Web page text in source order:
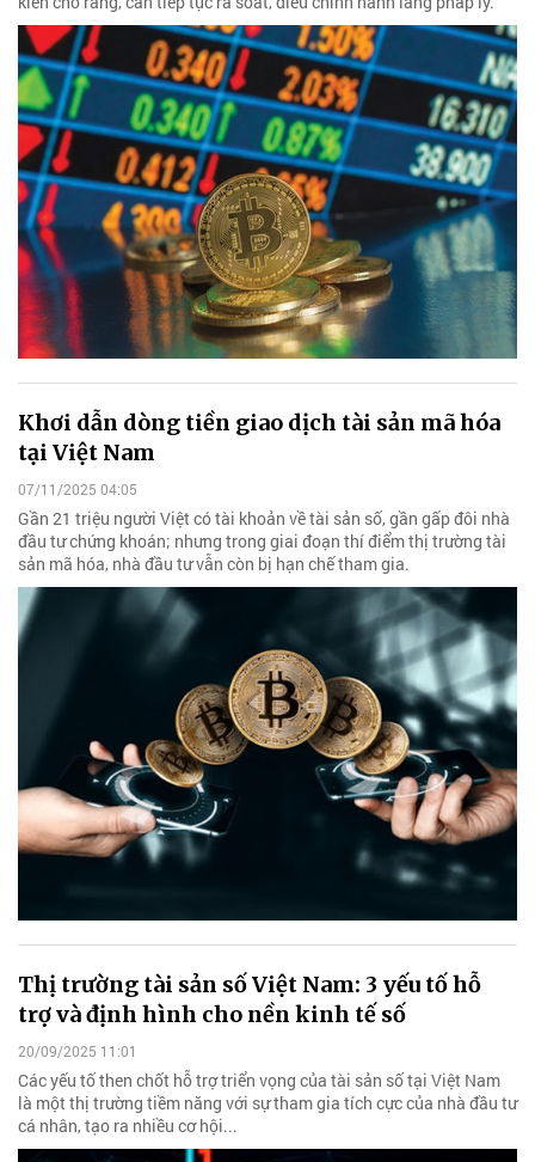
Khơi dẫn dòng tiền giao dịch tài sản mã hóa
tại Việt Nam
07/11/2025 04:05
Gần 21 triệu người Việt có tài khoản về tài sản số, gần gấp đôi nhà
đầu tư chứng khoán; nhưng trong giai đoạn thí điểm thị trường tài
sản mã hóa, nhà đầu tư vẫn còn bị hạn chế tham gia.
Thị trường tài sản số Việt Nam: 3 yếu tố hỗ
trợ và định hình cho nền kinh tế số
20/09/2025 11:01
Các yếu tố then chốt hỗ trợ triển vọng của tài sản số tại Việt Nam
là một thị trường tiềm năng với sự tham gia tích cực của nhà đầu tư
cá nhân, tạo ra nhiều cơ hội...